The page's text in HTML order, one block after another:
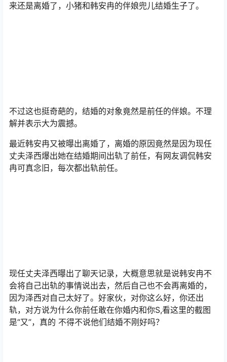
来还是离婚了，小猪和韩安冉的伴娘兜儿结婚生子了。
不过这也挺奇葩的，结婚的对象竟然是前任的伴娘。不理
解并表示大为震撼。
最近韩安冉又被曝出离婚了，离婚的原因竟然是因为现任
丈夫泽西爆出她在结婚期间出轨了前任，有网友调侃韩安
冉可真念旧，每次都出轨前任。
现任丈夫泽西曝出了聊天记录，大概意思就是说韩安冉不
会将自己出轨的事情说出去，然后自己也不会再离婚的，
因为泽西对自己太好了。好家伙，对你这么好，你还出
轨，对方说为什么你前任敢在你婚内和你S,看这里的截图
是“又”，真的 不得不说他们结婚不刚好吗？